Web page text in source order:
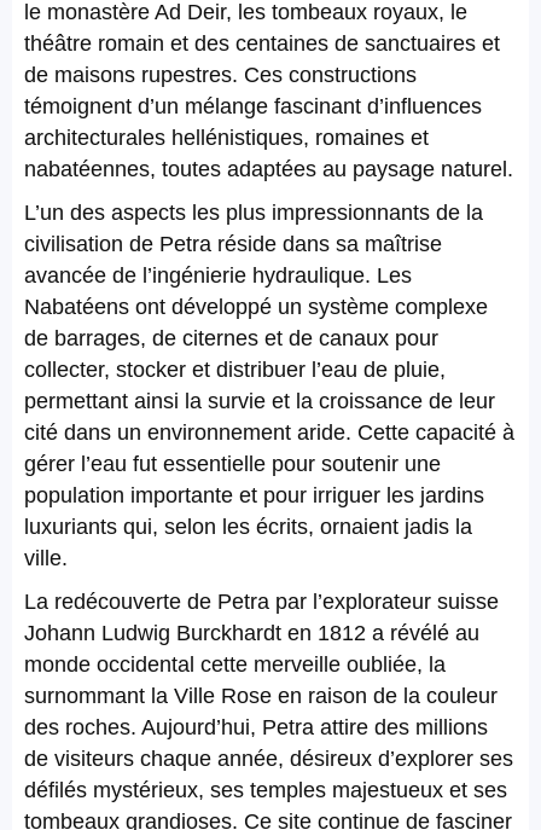
le monastère Ad Deir, les tombeaux royaux, le
théâtre romain et des centaines de sanctuaires et
de maisons rupestres. Ces constructions
témoignent d’un mélange fascinant d’influences
architecturales hellénistiques, romaines et
nabatéennes, toutes adaptées au paysage naturel.
L’un des aspects les plus impressionnants de la
civilisation de Petra réside dans sa maîtrise
avancée de l’ingénierie hydraulique. Les
Nabatéens ont développé un système complexe
de barrages, de citernes et de canaux pour
collecter, stocker et distribuer l’eau de pluie,
permettant ainsi la survie et la croissance de leur
cité dans un environnement aride. Cette capacité à
gérer l’eau fut essentielle pour soutenir une
population importante et pour irriguer les jardins
luxuriants qui, selon les écrits, ornaient jadis la
ville.
La redécouverte de Petra par l’explorateur suisse
Johann Ludwig Burckhardt en 1812 a révélé au
monde occidental cette merveille oubliée, la
surnommant la Ville Rose en raison de la couleur
des roches. Aujourd’hui, Petra attire des millions
de visiteurs chaque année, désireux d’explorer ses
défilés mystérieux, ses temples majestueux et ses
tombeaux grandioses. Ce site continue de fasciner